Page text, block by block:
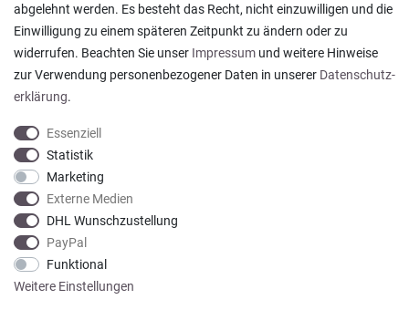
Ein einfach toller Service - prompte Lieferung und
sogar mit Pflegehinweis!
Datum der Veröffentlichung: 05.08.2026
Datum der Kauferfahrung: 29.07.2026
922 Bewertungen
abgelehnt werden. Es besteht das Recht, nicht einzuwilligen und die
Einwilligung zu einem späteren Zeitpunkt zu ändern oder zu
widerrufen. Beachten Sie unser Impressum und weitere Hinweise
zur Verwendung personenbezogener Daten in unserer Daten­schutz­
erklärung.
Essenziell
Statistik
Marketing
Externe Medien
DHL Wunschzustellung
PayPal
Funktional
Weitere Einstellungen